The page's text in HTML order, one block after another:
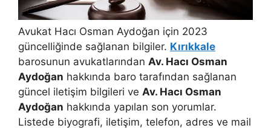
Avukat Hacı Osman Aydoğan için 2023
güncelliğinde sağlanan bilgiler. Kırıkkale
barosunun avukatlarından Av. Hacı Osman
Aydoğan hakkında baro tarafından sağlanan
güncel iletişim bilgileri ve Av. Hacı Osman
Aydoğan hakkında yapılan son yorumlar.
Listede biyografi, iletişim, telefon, adres ve mail